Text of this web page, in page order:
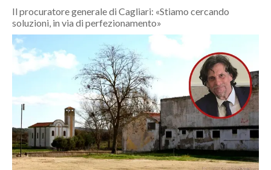
MONDO
POLITICA
SERVIZI ALLE IMPRESE
LAVORO
BANDI
Il procuratore generale di Cagliari: «Stiamo cercando
soluzioni, in via di perfezionamento»